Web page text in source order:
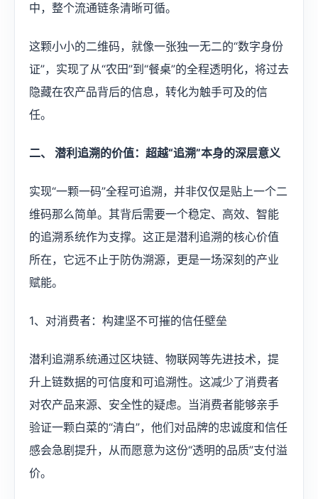
中，整个流通链条清晰可循。
‍这颗小小的二维码，就像一张独一无二的“数字身份
证”，实现了从“农田”到“餐桌”的全程透明化，将过去
隐藏在农产品背后的信息，转化为触手可及的信
任。
二、 潜利追溯的价值：超越“追溯”本身的深层意义
实现“一颗一码”全程可追溯，并非仅仅是贴上一个二
维码那么简单。其背后需要一个稳定、高效、智能
的追溯系统作为支撑。这正是潜利追溯的核心价值
所在，它远不止于防伪溯源，更是一场深刻的产业
赋能。
1、对消费者：构建坚不可摧的信任壁垒
潜利追溯系统通过区块链、物联网等先进技术，提
升上链数据的可信度和可追溯性。这减少了消费者
对农产品来源、安全性的疑虑。当消费者能够亲手
验证一颗白菜的“清白”，他们对品牌的忠诚度和信任
感会急剧提升，从而愿意为这份“透明的品质”支付溢
价。